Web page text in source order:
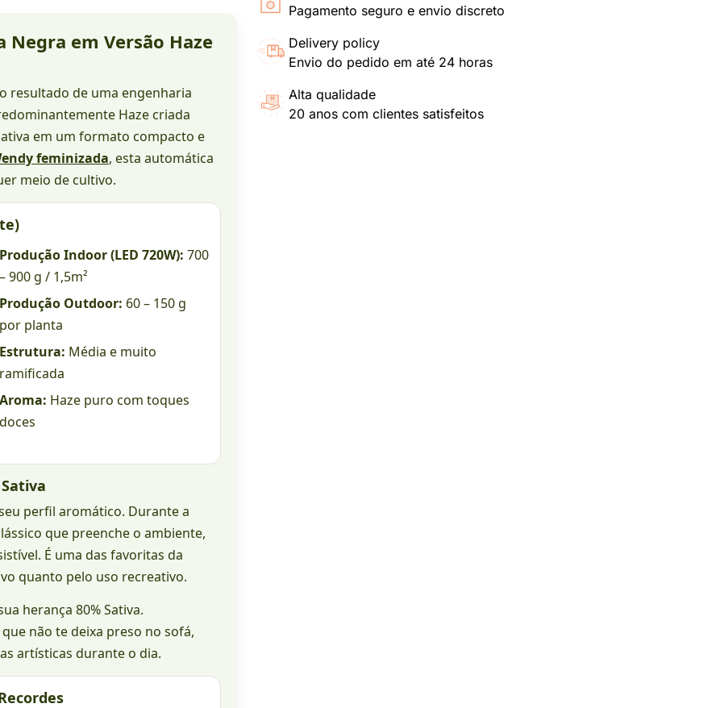
Pagamento seguro e envio discreto
Delivery policy
Envio do pedido em até 24 horas
Alta qualidade
20 anos com clientes satisfeitos
Negra em Versão Haze
resultado de uma engenharia
Haze criada
em um formato compacto e
feminizada, esta automática
meio de cultivo.
Produção Indoor (LED 720W): 700
– 900 g / 1,5m²
Produção Outdoor: 60 – 150 g
por planta
Estrutura: Média e muito
ramificada
Aroma: Haze puro com toques
doces
perfil aromático. Durante a
que preenche o ambiente,
É uma das favoritas da
quanto pelo uso recreativo.
herança 80% Sativa.
não te deixa preso no sofá,
artísticas durante o dia.